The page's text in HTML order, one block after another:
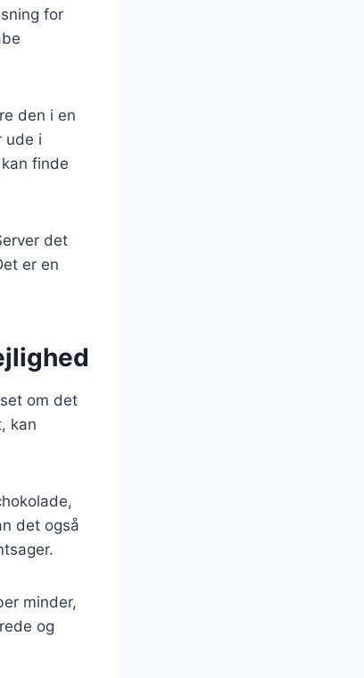
for
den i en
ude i
finde
det
er en
om det
kan
det også
minder,
og